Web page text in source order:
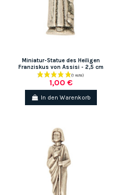
Miniatur-Statue des Heiligen
Franziskus von Assisi - 2,5 cm
1,00 €
In den Warenkorb